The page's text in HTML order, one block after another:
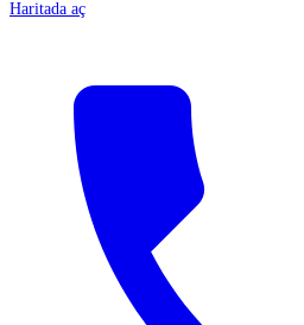
Haritada aç